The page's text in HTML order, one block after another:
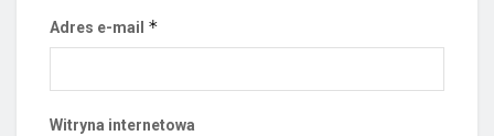
Adres e-mail *
Witryna internetowa